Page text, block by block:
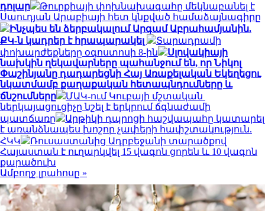
դոլար
Թուրքիայի փոխնախագահը մեկնաբանել է
Սաուդյան Արաբիայի հետ կնքված համաձայնագիրը
Ինչպես են ձերբակալում Արգամ Աբրահամյանին.
ՔԿ-ն կադրեր է հրապարակել
Տարադրամի
փոխարժեքները օգոստոսի 8-ին
Սլովակիայի
նախկին ղեկավարները պահանջում են, որ Նիկոլ
Փաշինյանը դադարեցնի Հայ Առաքելական Եկեղեցու
նկատմամբ քաղաքական հետապնդումները և
ճնշումները
ՄԱԿ-ում Կուբայի մշտական ​​
ներկայացուցիչը նշել է երկրում ճգնաժամի
պատճառը
Արթիկի դպրոցի հաշվապահը կատարել
է առանձնապես խոշոր չափերի հափշտակություն.
ՀԿԿ
Ռուսաստանից Ադրբեջանի տարածքով
Հայաստան է ուղարկվել 15 վագոն ցորեն և 10 վագոն
քարածուխ
Ամբողջ լրահոսը »